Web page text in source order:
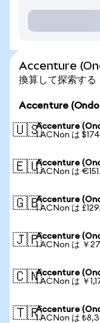
Accenture
換算して探索する
Accenture (Ondo
🇺🇸Accenture
1 ACNon は
🇪🇺Accenture
1 ACNon は
🇬🇧Accenture
1 ACNon は
🇯🇵Accenture
1 ACNon は ￥
🇨🇳Accenture
1 ACNon は ￥
🇹🇷Accenture
1 ACNon は